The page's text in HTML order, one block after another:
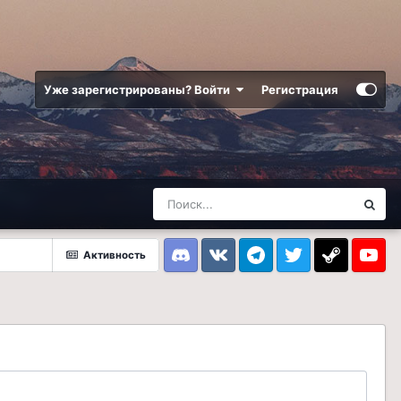
Уже зарегистрированы? Войти Регистрация
Активность
DiscordVK TelegramTwitter Steam